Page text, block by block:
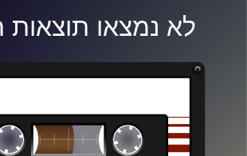
לא נמצאו תוצאות